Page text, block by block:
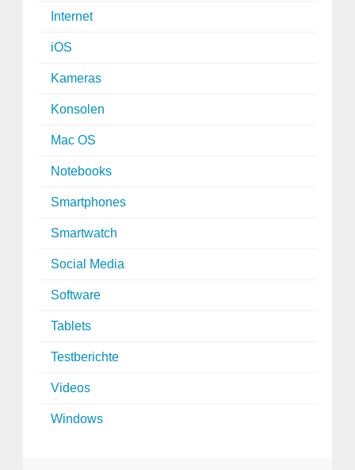
Internet
iOS
Kameras
Konsolen
Mac OS
Notebooks
Smartphones
Smartwatch
Social Media
Software
Tablets
Testberichte
Videos
Windows